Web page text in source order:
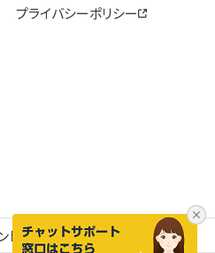
プライバシーポリシー